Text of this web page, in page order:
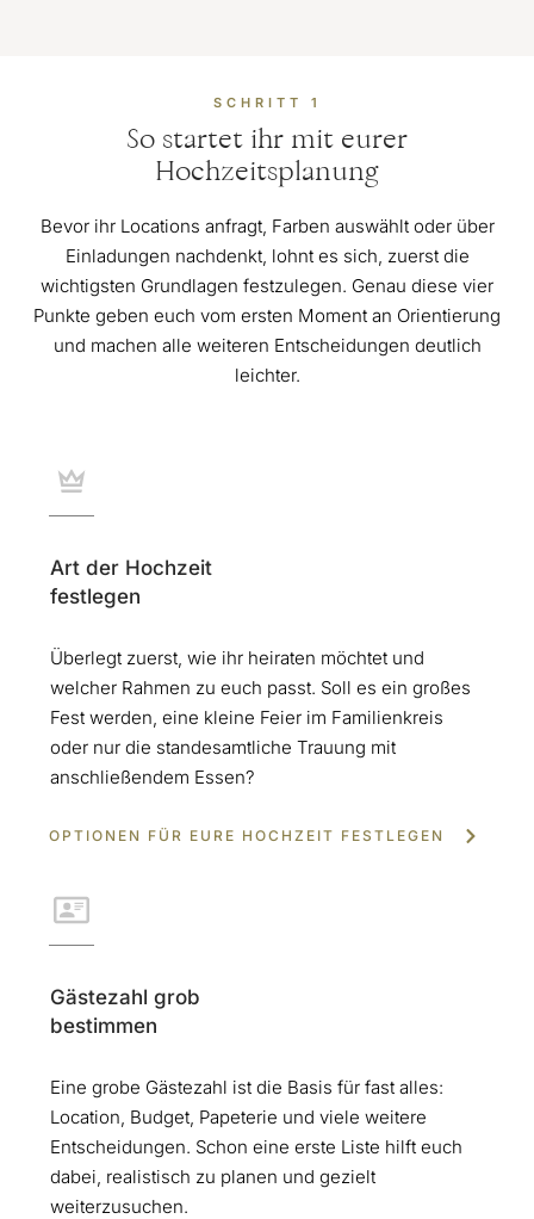
SCHRITT 1
So startet ihr mit eurer
Hochzeitsplanung
Bevor ihr Locations anfragt, Farben auswählt oder über
Einladungen nachdenkt, lohnt es sich, zuerst die
wichtigsten Grundlagen festzulegen. Genau diese vier
Punkte geben euch vom ersten Moment an Orientierung
und machen alle weiteren Entscheidungen deutlich
leichter.
Art der Hochzeit
festlegen
Überlegt zuerst, wie ihr heiraten möchtet und
welcher Rahmen zu euch passt. Soll es ein großes
Fest werden, eine kleine Feier im Familienkreis
oder nur die standesamtliche Trauung mit
anschließendem Essen?
OPTIONEN FÜR EURE HOCHZEIT FESTLEGEN
Gästezahl grob
bestimmen
Eine grobe Gästezahl ist die Basis für fast alles:
Location, Budget, Papeterie und viele weitere
Entscheidungen. Schon eine erste Liste hilft euch
dabei, realistisch zu planen und gezielt
weiterzusuchen.